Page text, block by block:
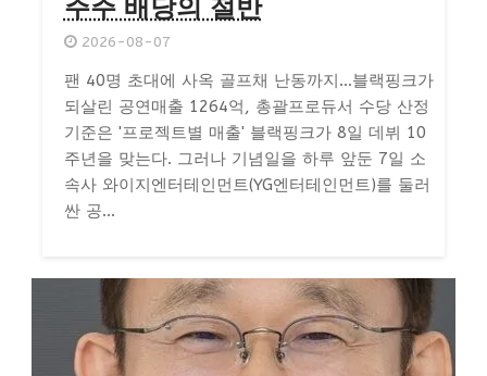
주주 배당의 절반
2026-08-07
팬 40명 초대에 사옥 골프채 난동까지…블랙핑크가
되살린 공연매출 1264억, 총괄프로듀서 수당 산정
기준은 '프로젝트별 매출' 블랙핑크가 8일 데뷔 10
주년을 맞는다. 그러나 기념일을 하루 앞둔 7일 소
속사 와이지엔터테인먼트(YG엔터테인먼트)를 둘러
싼 공...